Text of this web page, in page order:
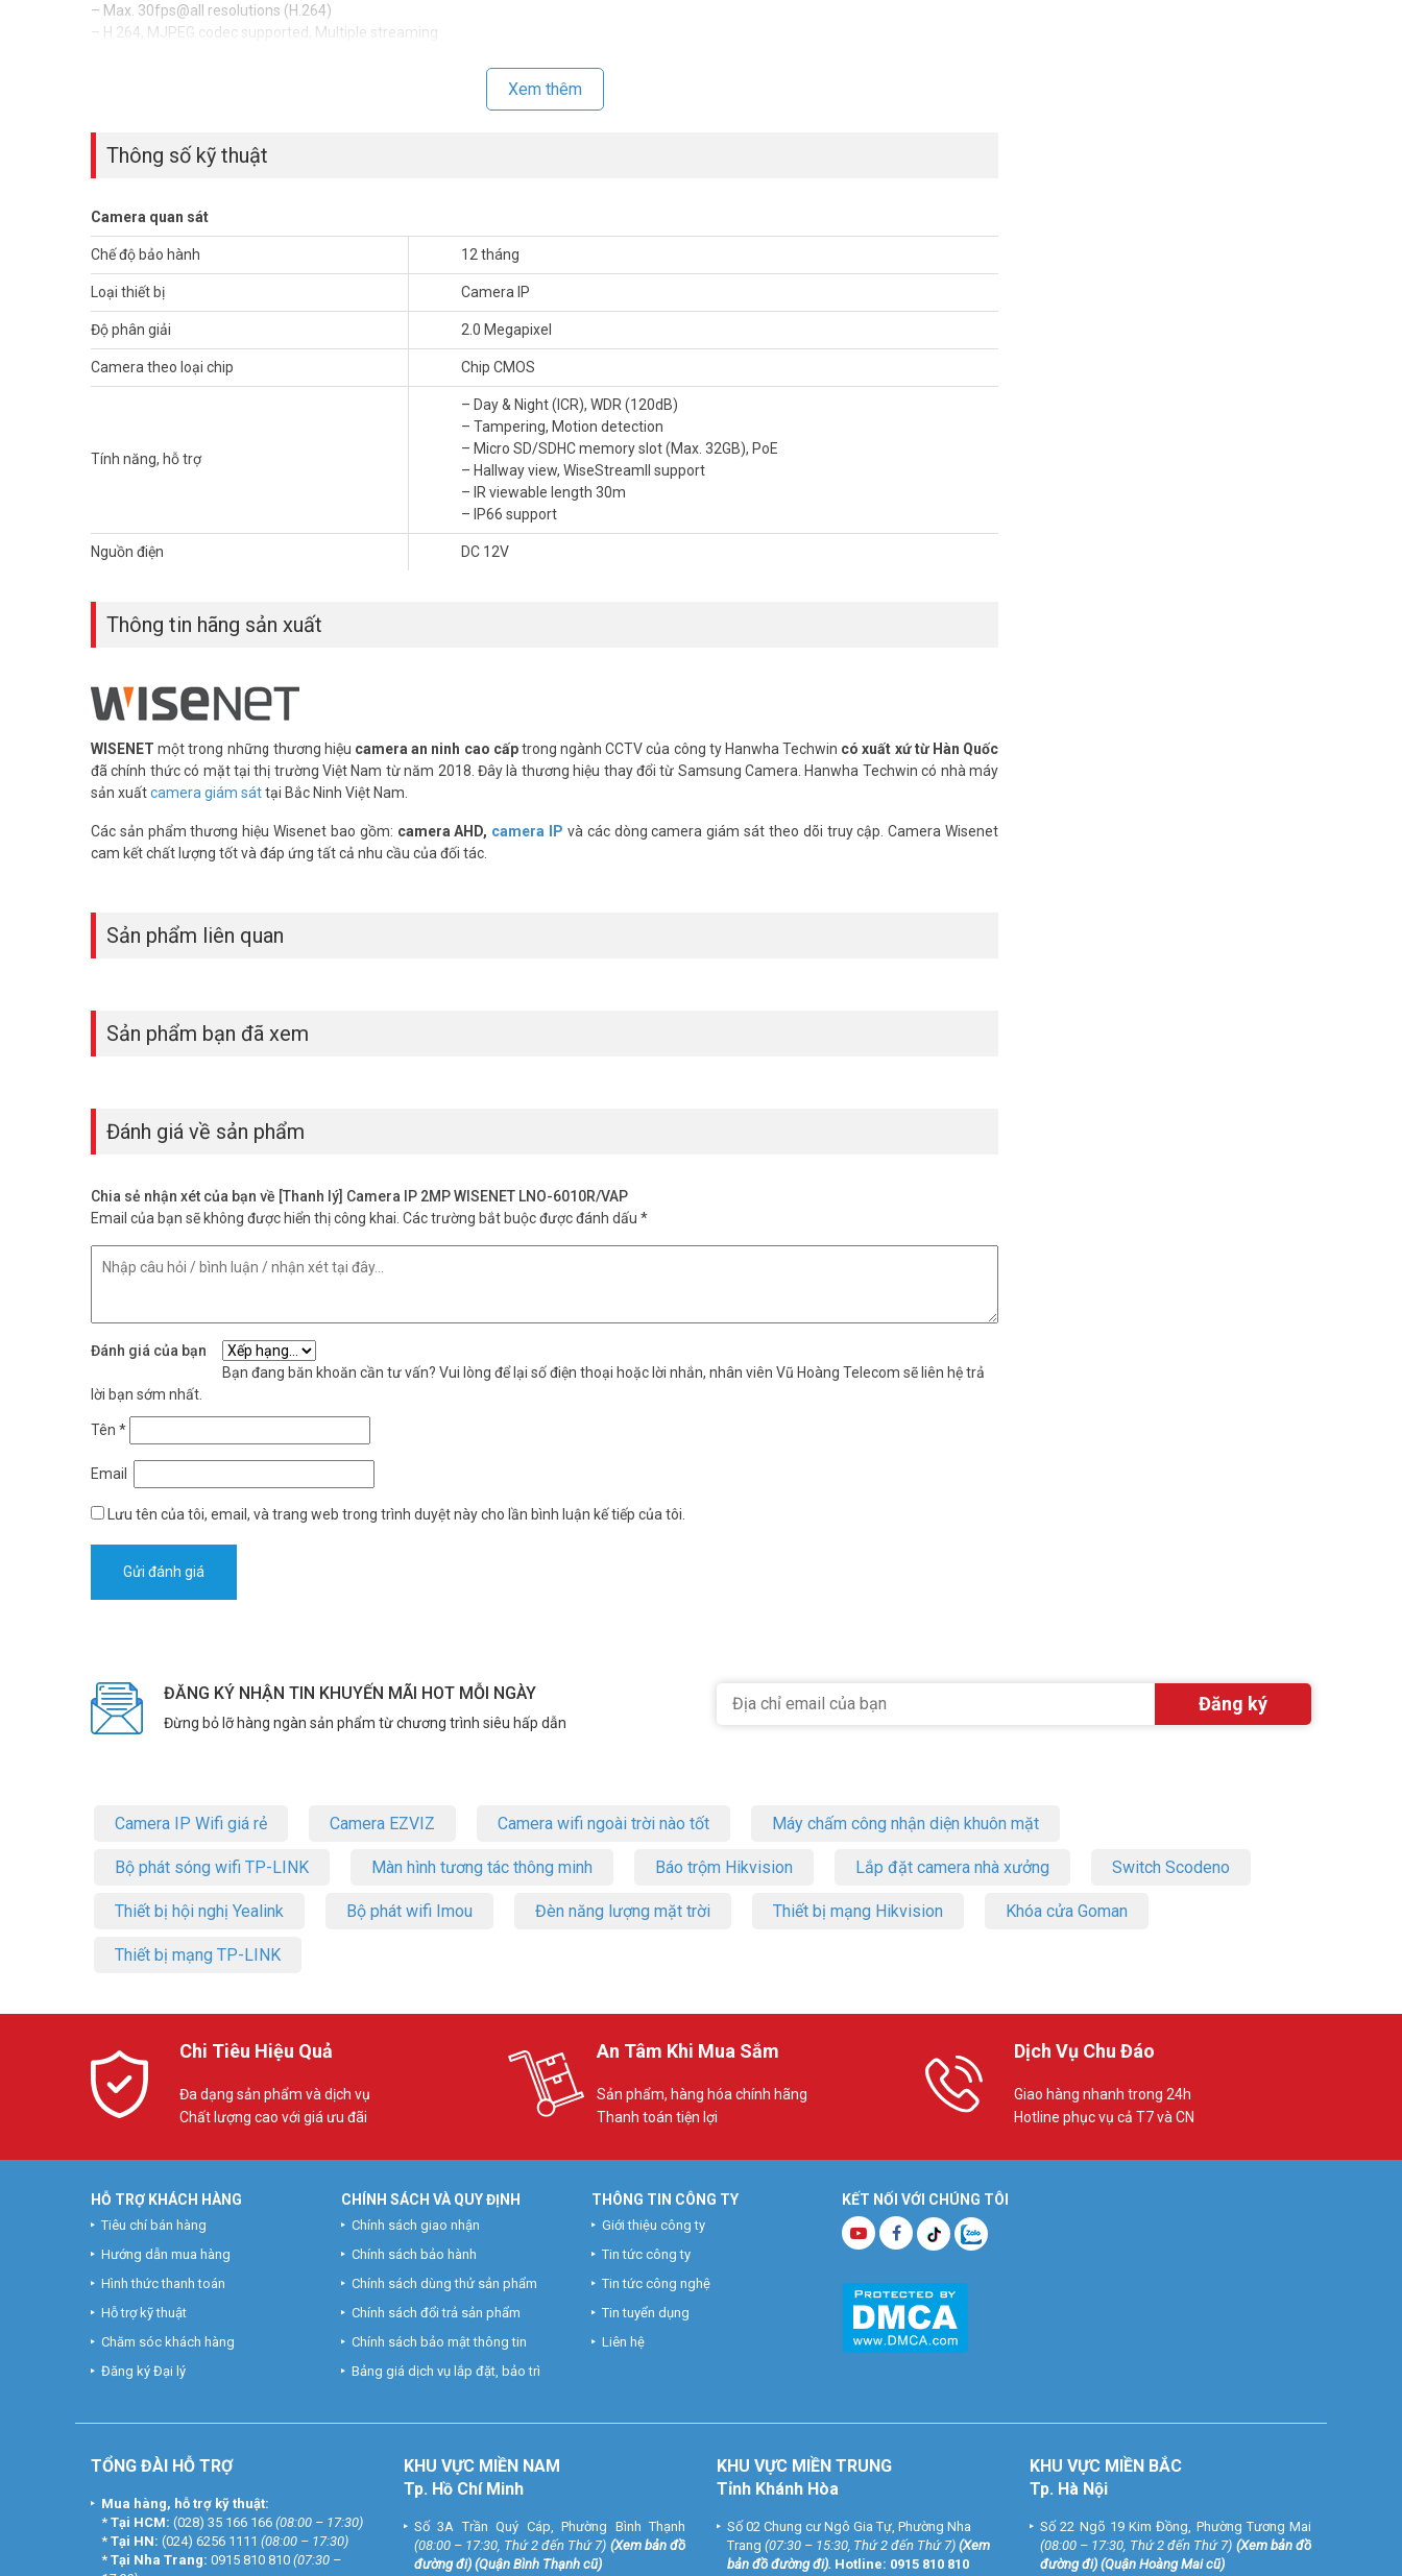
– Max. 30fps@all resolutions (H.264)
– H.264, MJPEG codec supported, Multiple streaming
– IR viewable length 30m
– IP66 support
Tham khảo thêm hình ảnh tại
Xem thêm
Thông số kỹ thuật
Camera quan sát
Chế độ bảo hành 12 tháng
Loại thiết bị Camera IP
Độ phân giải 2.0 Megapixel
Camera theo loại chip Chip CMOS
Tính năng, hỗ trợ
– Day & Night (ICR), WDR (120dB)
– Tampering, Motion detection
– Micro SD/SDHC memory slot (Max. 32GB), PoE
– Hallway view, WiseStreamII support
– IR viewable length 30m
– IP66 support
Nguồn điện DC 12V
Thông tin hãng sản xuất
WISENET một trong những thương hiệu camera an ninh cao cấptrong ngành CCTV của công ty Hanwha Techwin có xuất xứ từ Hàn Quốc
đã chính thức có mặt tại thị trường Việt Nam từ năm 2018. Đây là thương hiệu thay đổi từ Samsung Camera. Hanwha Techwin có nhà máy
sản xuấtcamera giám sáttại Bắc Ninh Việt Nam.
Các sản phẩm thương hiệu Wisenet bao gồm: camera AHD, camera IP và các dòng camera giám sát theo dõi truy cập. Camera Wisenet
cam kết chất lượng tốt và đáp ứng tất cả nhu cầu của đối tác.
Sản phẩm liên quan
Sản phẩm bạn đã xem
Đánh giá về sản phẩm
Chia sẻ nhận xét của bạn về [Thanh lý] Camera IP 2MP WISENET LNO-6010R/VAP
Email của bạn sẽ không được hiển thị công khai. Các trường bắt buộc được đánh dấu *
Đánh giá của bạn
Bạn đang băn khoăn cần tư vấn? Vui lòng để lại số điện thoại hoặc lời nhắn, nhân viên Vũ Hoàng Telecom sẽ liên hệ trả
lời bạn sớm nhất.
Tên *
Email
Lưu tên của tôi, email, và trang web trong trình duyệt này cho lần bình luận kế tiếp của tôi.
ĐĂNG KÝ NHẬN TIN KHUYẾN MÃI HOT MỖI NGÀY
Đừng bỏ lỡ hàng ngàn sản phẩm từ chương trình siêu hấp dẫn
Camera IP Wifi giá rẻ Camera EZVIZ Camera wifi ngoài trời nào tốt Máy chấm công nhận diện khuôn mặt
Bộ phát sóng wifi TP-LINK Màn hình tương tác thông minh Báo trộm Hikvision Lắp đặt camera nhà xưởng Switch Scodeno
Thiết bị hội nghị Yealink Bộ phát wifi Imou Đèn năng lượng mặt trời Thiết bị mạng Hikvision Khóa cửa Goman
Thiết bị mạng TP-LINK
Chi Tiêu Hiệu Quả
Đa dạng sản phẩm và dịch vụ
Chất lượng cao với giá ưu đãi
An Tâm Khi Mua Sắm
Sản phẩm, hàng hóa chính hãng
Thanh toán tiện lợi
Dịch Vụ Chu Đáo
Giao hàng nhanh trong 24h
Hotline phục vụ cả T7 và CN
KẾT NỐI VỚI CHÚNG TÔI
HỖ TRỢ KHÁCH HÀNG
Tiêu chí bán hàng
Hướng dẫn mua hàng
Hình thức thanh toán
Hỗ trợ kỹ thuật
Chăm sóc khách hàng
Đăng ký Đại lý
CHÍNH SÁCH VÀ QUY ĐỊNH
Chính sách giao nhận
Chính sách bảo hành
Chính sách dùng thử sản phẩm
Chính sách đổi trả sản phẩm
Chính sách bảo mật thông tin
Bảng giá dịch vụ lắp đặt, bảo trì
THÔNG TIN CÔNG TY
Giới thiệu công ty
Tin tức công ty
Tin tức công nghệ
Tin tuyển dụng
Liên hệ
TỔNG ĐÀI HỖ TRỢ
Mua hàng, hỗ trợ kỹ thuật:
* Tại HCM: (028) 35 166 166 (08:00 – 17:30)
* Tại HN: (024) 6256 1111 (08:00 – 17:30)
* Tại Nha Trang: 0915 810 810 (07:30 –
KHU VỰC MIỀN NAM
Tp. Hồ Chí Minh
Số 3A Trần Quý Cáp, Phường Bình Thạnh
(08:00 – 17:30, Thứ 2 đến Thứ 7) (Xem bản đồ
đường đi) (Quận Bình Thạnh cũ)
KHU VỰC MIỀN TRUNG
Tỉnh Khánh Hòa
Số 02 Chung cư Ngô Gia Tự, Phường Nha
Trang (07:30 – 15:30, Thứ 2 đến Thứ 7) (Xem
bản đồ đường đi). Hotline: 0915 810 810
KHU VỰC MIỀN BẮC
Tp. Hà Nội
Số 22 Ngõ 19 Kim Đồng, Phường Tương Mai
(08:00 – 17:30, Thứ 2 đến Thứ 7) (Xem bản đồ
đường đi) (Quận Hoàng Mai cũ)